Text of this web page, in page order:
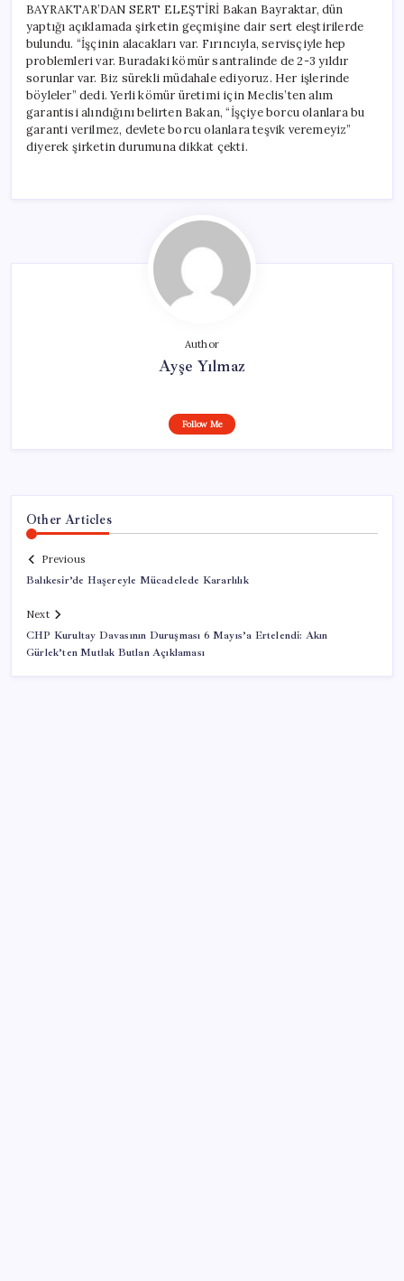
BAYRAKTAR’DAN SERT ELEŞTİRİ Bakan Bayraktar, dün
yaptığı açıklamada şirketin geçmişine dair sert eleştirilerde
bulundu. “İşçinin alacakları var. Fırıncıyla, servisçiyle hep
problemleri var. Buradaki kömür santralinde de 2-3 yıldır
sorunlar var. Biz sürekli müdahale ediyoruz. Her işlerinde
böyleler” dedi. Yerli kömür üretimi için Meclis’ten alım
garantisi alındığını belirten Bakan, “İşçiye borcu olanlara bu
garanti verilmez, devlete borcu olanlara teşvik veremeyiz”
diyerek şirketin durumuna dikkat çekti.
Author
Ayşe Yılmaz
Follow Me
Other Articles
Previous
Balıkesir’de Haşereyle Mücadelede Kararlılık
Next
CHP Kurultay Davasının Duruşması 6 Mayıs’a Ertelendi: Akın
Gürlek’ten Mutlak Butlan Açıklaması